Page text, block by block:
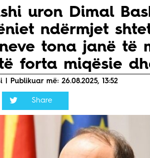
Puno me ne!
Live
uron Dimal
ndërmjet
tona janë të
forta miqësie
Publikuar më: 26.08.2025, 13:52
Share